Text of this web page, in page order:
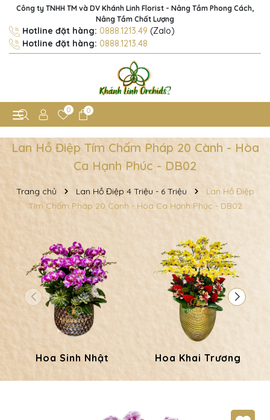
Công ty TNHH TM và DV Khánh Linh Florist - Nâng Tầm Phong Cách,
Nâng Tầm Chất Lượng
Hotline đặt hàng: 0888.1213.49 (Zalo)
Hotline đặt hàng: 0888.1213.48
0 0
Lan Hồ Điệp Tím Chấm Pháp 20 Cành - Hòa
Ca Hạnh Phúc - DB02
Trang chủ Lan Hồ Điệp 4 Triệu - 6 Triệu
Lan Hồ Điệp
Tím Chấm Pháp 20 Cành - Hòa Ca Hạnh Phúc - DB02
Hoa Sinh Nhật Hoa Khai Trương